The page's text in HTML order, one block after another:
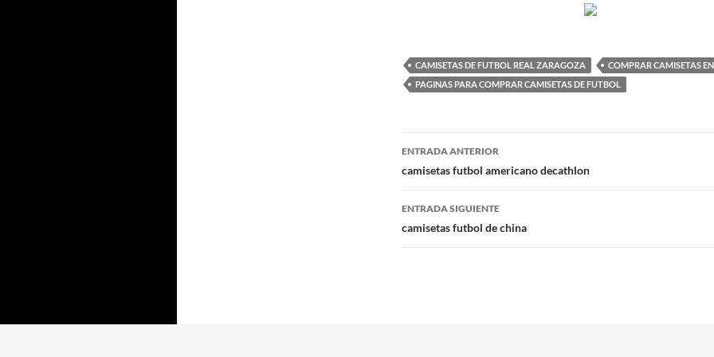
CAMISETAS DE FUTBOL REAL ZARAGOZA
COMPRAR CAMISETAS
PAGINAS PARA COMPRAR CAMISETAS DE FUTBOL
Navegación
de
entradas
ENTRADA ANTERIOR
camisetas futbol americano decathlon
ENTRADA SIGUIENTE
camisetas futbol de china